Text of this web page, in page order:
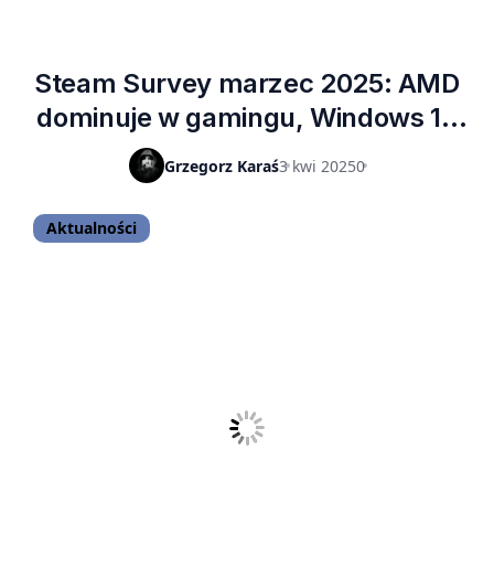
Steam Survey marzec 2025: AMD
dominuje w gamingu, Windows 10
odchodzi
Grzegorz Karaś3 kwi 20250
Aktualności